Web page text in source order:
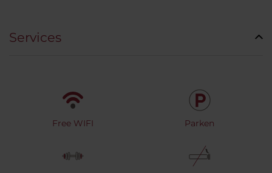
Services
Free WIFI Parken